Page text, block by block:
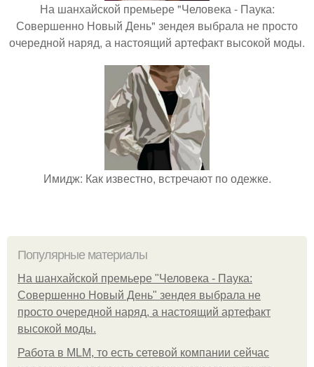
На шанхайской премьере "Человека - Паука:
Совершенно Новый День" зендея выбрала не просто
очередной наряд, а настоящий артефакт высокой моды.
Имидж: Как известно, встречают по одежке.
Популярные материалы
На шанхайской премьере "Человека - Паука:
Совершенно Новый День" зендея выбрала не
просто очередной наряд, а настоящий артефакт
высокой моды.
Работа в MLM, то есть сетевой компании сейчас